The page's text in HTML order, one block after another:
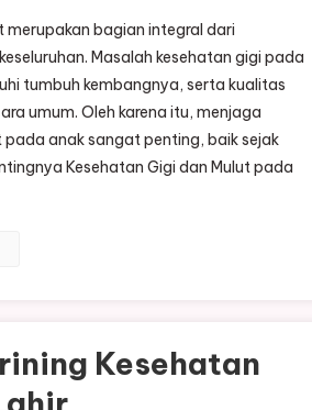
Gigi
Dan
Mulut
Pada
Anak:
Tips
merupakan bagian integral dari
Masalah kesehatan gigi pada
tumbuh kembangnya, serta kualitas
umum. Oleh karena itu, menjaga
anak sangat penting, baik sejak
Kesehatan Gigi dan Mulut pada
Kesehatan